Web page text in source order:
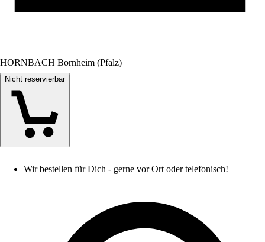
HORNBACH Bornheim (Pfalz)
Nicht reservierbar
Wir bestellen für Dich - gerne vor Ort oder telefonisch!